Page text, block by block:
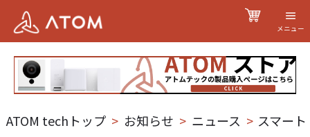
メニュー
ATOM techトップ > お知らせ > ニュース > スマー